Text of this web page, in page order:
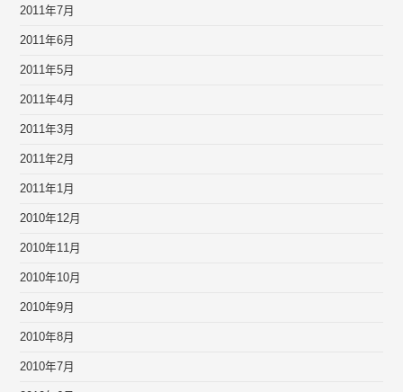
2011年7月
2011年6月
2011年5月
2011年4月
2011年3月
2011年2月
2011年1月
2010年12月
2010年11月
2010年10月
2010年9月
2010年8月
2010年7月